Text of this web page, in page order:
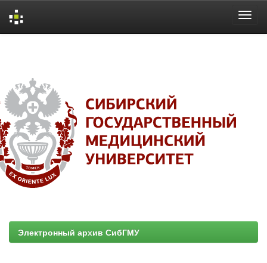
Электронный архив СибГМУ